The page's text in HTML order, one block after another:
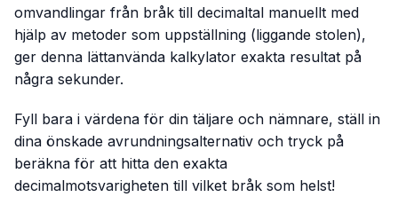
omvandlingar från bråk till decimaltal manuellt med
hjälp av metoder som uppställning (liggande stolen),
ger denna lättanvända kalkylator exakta resultat på
några sekunder.
Fyll bara i värdena för din täljare och nämnare, ställ in
dina önskade avrundningsalternativ och tryck på
beräkna för att hitta den exakta
decimalmotsvarigheten till vilket bråk som helst!